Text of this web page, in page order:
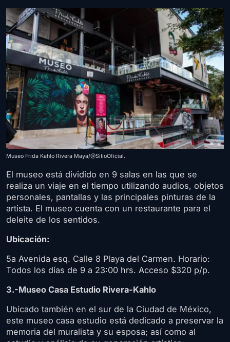
Museo Frida Kahlo Rivera Maya/@SitioOficial.
El museo está dividido en 9 salas en las que se
realiza un viaje en el tiempo utilizando audios, objetos
personales, pantallas y las principales pinturas de la
artista. El museo cuenta con un restaurante para el
deleite de los sentidos.
Ubicación:
5a Avenida esq. Calle 8 Playa del Carmen. Horario:
Todos los días de 9 a 23:00 hrs. Acceso $320 p/p.
3.-Museo Casa Estudio Rivera-Kahlo
Ubicado también en el sur de la Ciudad de México,
este museo casa estudio está dedicado a preservar la
memoria del muralista y su esposa; así como al